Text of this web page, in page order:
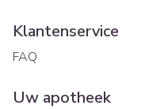
Klantenservice
FAQ
Uw apotheek